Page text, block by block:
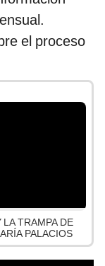
el proceso
LA TRAMPA DE
PALACIOS